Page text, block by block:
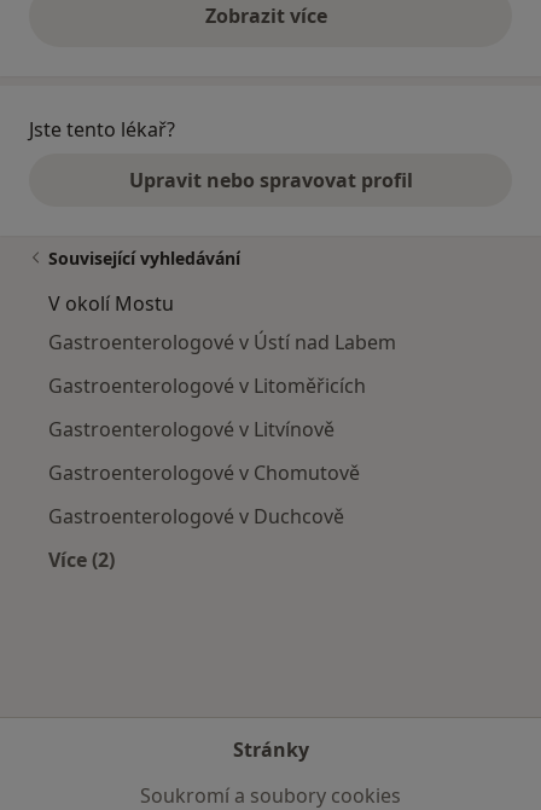
Zobrazit vícevýše uvedené názory
Jste tento lékař?
Upravit nebo spravovat profil
Související vyhledávání
V okolí Mostu
Gastroenterologové v Ústí nad Labem
Gastroenterologové v Litoměřicích
Gastroenterologové v Litvínově
Gastroenterologové v Chomutově
Gastroenterologové v Duchcově
Více (2)
Stránky
Soukromí a soubory cookies